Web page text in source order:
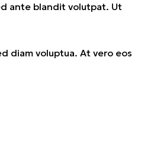
ante blandit volutpat. Ut
diam voluptua. At vero eos